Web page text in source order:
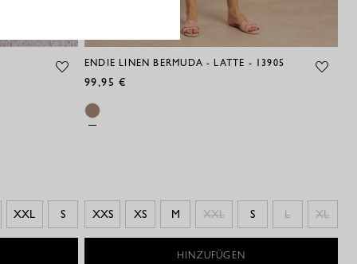
XXL S
ENDIE LINEN BERMUDA - LATTE - 13905
99,95 €
XXS XS M XXL S L XL
HINZUFÜGEN